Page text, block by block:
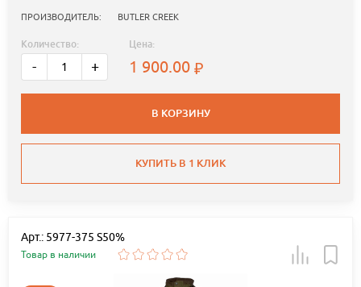
ПРОИЗВОДИТЕЛЬ: BUTLER CREEK
Количество:
- +
Цена:
1 900.00
В КОРЗИНУ
КУПИТЬ В 1 КЛИК
Арт.: 5977-375 S50%
Товар в наличии